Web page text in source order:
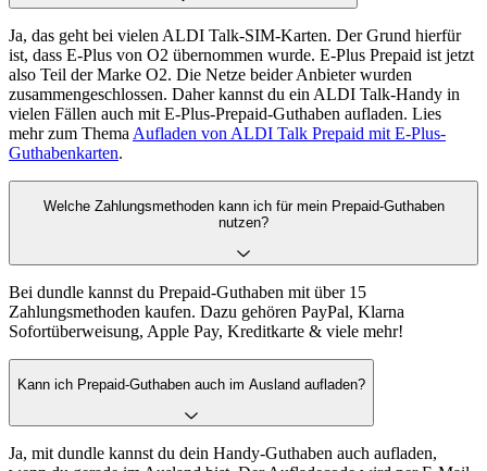
Ja, das geht bei vielen ALDI Talk-SIM-Karten. Der Grund hierfür
ist, dass E-Plus von O2 übernommen wurde. E-Plus Prepaid ist jetzt
also Teil der Marke O2. Die Netze beider Anbieter wurden
zusammengeschlossen. Daher kannst du ein ALDI Talk-Handy in
vielen Fällen auch mit E-Plus-Prepaid-Guthaben aufladen. Lies
mehr zum Thema Aufladen von ALDI Talk Prepaid mit E-Plus-
Guthabenkarten.
Welche Zahlungsmethoden kann ich für mein Prepaid-Guthaben
nutzen?
Bei dundle kannst du Prepaid-Guthaben mit über 15
Zahlungsmethoden kaufen. Dazu gehören PayPal, Klarna
Sofortüberweisung, Apple Pay, Kreditkarte & viele mehr!
Kann ich Prepaid-Guthaben auch im Ausland aufladen?
Ja, mit dundle kannst du dein Handy-Guthaben auch aufladen,